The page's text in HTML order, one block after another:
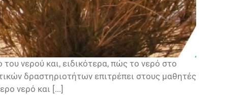
νερού και, ειδικότερα, πώς το νερό στο
δραστηριοτήτων επιτρέπει στους μαθητές
νερό και [...]